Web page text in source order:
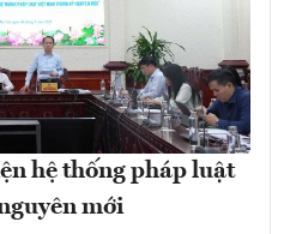
hệ thống pháp luật
mới